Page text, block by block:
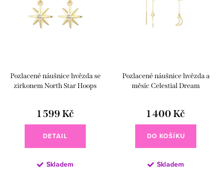
Pozlacené náušnice hvězda se
zirkonem North Star Hoops
1 599 Kč
DETAIL
Skladem
Pozlacené náušnice hvězda a
měsíc Celestial Dream
1 400 Kč
DO KOŠÍKU
Skladem